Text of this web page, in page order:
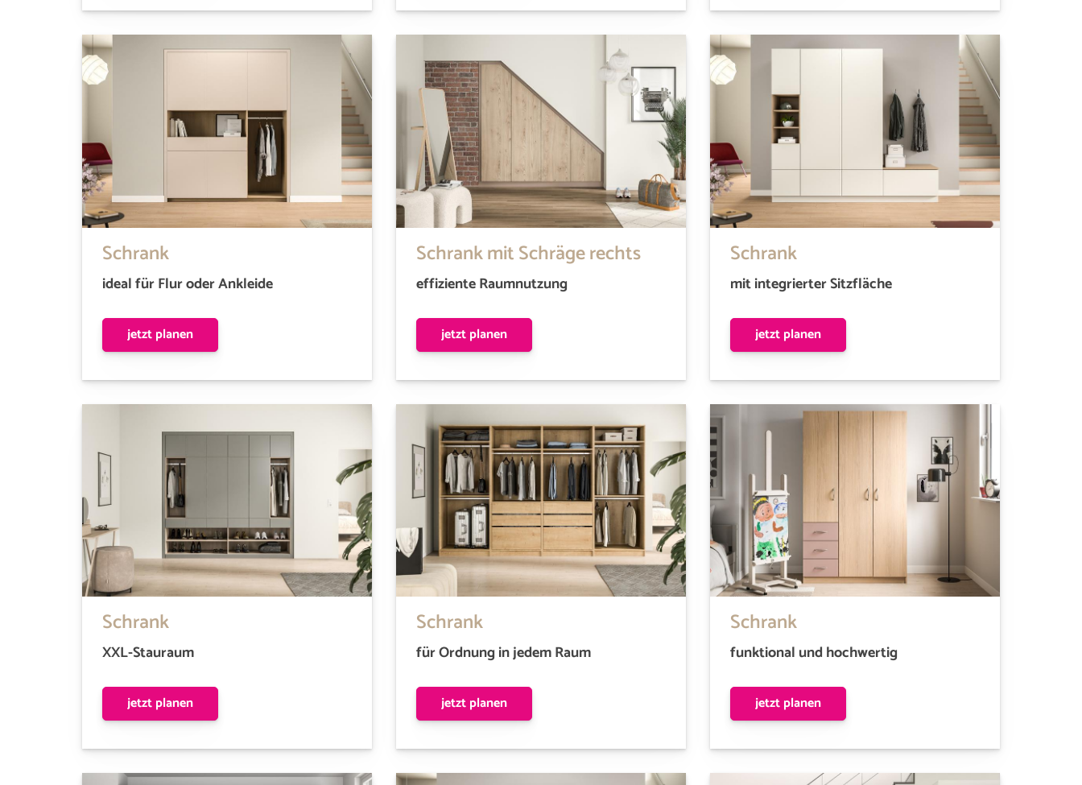
Schrank
ideal für Flur oder Ankleide
jetzt planen
Schrank mit Schräge rechts
effiziente Raumnutzung
jetzt planen
Schrank
mit integrierter Sitzfläche
jetzt planen
Schrank
XXL-Stauraum
jetzt planen
Schrank
für Ordnung in jedem Raum
jetzt planen
Schrank
funktional und hochwertig
jetzt planen